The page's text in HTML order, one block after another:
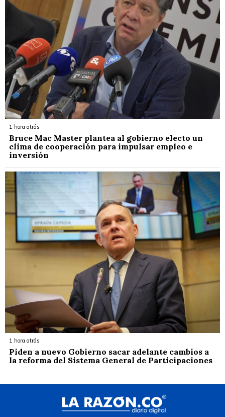
1 hora atrás
Bruce Mac Master plantea al gobierno electo un
clima de cooperación para impulsar empleo e
inversión
1 hora atrás
Piden a nuevo Gobierno sacar adelante cambios a
la reforma del Sistema General de Participaciones